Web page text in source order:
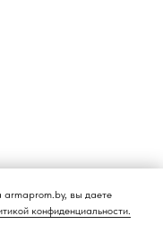
вы даете
конфиденциальности.